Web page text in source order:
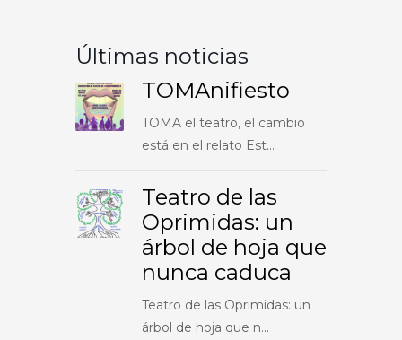
Últimas noticias
TOMAnifiesto
TOMA el teatro, el cambio
está en el relato Est...
Teatro de las
Oprimidas: un
árbol de hoja que
nunca caduca
Teatro de las Oprimidas: un
árbol de hoja que n...